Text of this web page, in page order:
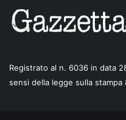
Registrato al n. 6036 in data
sensi della legge sulla stampa